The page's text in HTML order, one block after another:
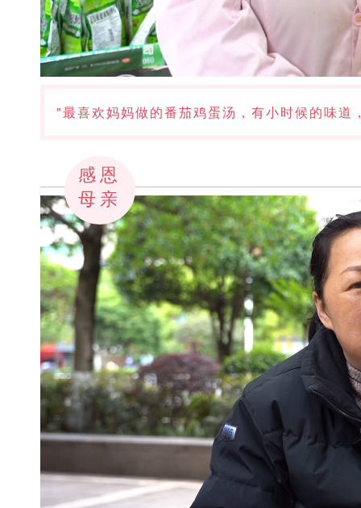
"最喜欢妈妈做的番茄鸡蛋汤，有小时候的味
感恩
母亲